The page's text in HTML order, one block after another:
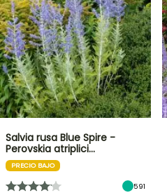
Salvia rusa Blue Spire -
Perovskia atriplici…
PRECIO BAJO
591